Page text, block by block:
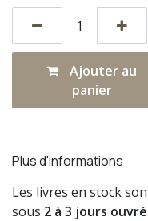
Ajouter au
panier
Plus d'informations
Les livres en stock
sous 2 à 3 jours